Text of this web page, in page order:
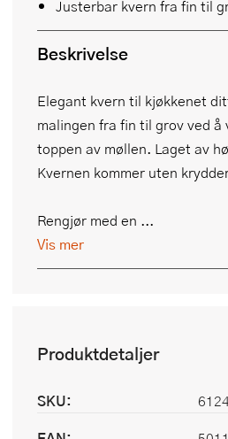
Justerbar kvern fra fin til
Beskrivelse
Elegant kvern til kjøkkenet
malingen fra fin til grov ved å
toppen av møllen. Laget av
Kvernen kommer uten
Rengjør med en ...
Vis mer
Produktdetaljer
SKU: